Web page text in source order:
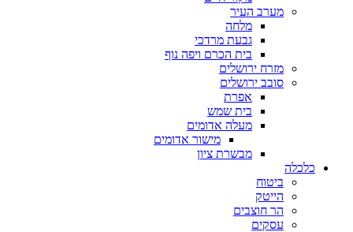
מערב העיר
מלחה
גבעת מרדכי
בית הכרם ויפה נוף
מזרח ירושלים
סובב ירושלים
אפרת
בית שמש
מעלה אדומים
מישור אדומים
מבשרת ציון
כלכלה
ביטוח
הייטק
הר חוצבים
עסקים